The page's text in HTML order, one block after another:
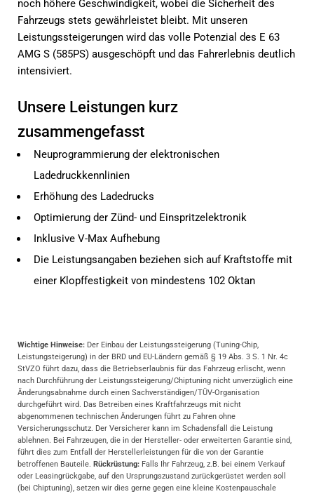
noch höhere Geschwindigkeit, wobei die Sicherheit des
Fahrzeugs stets gewährleistet bleibt. Mit unseren
Leistungssteigerungen wird das volle Potenzial des E 63
AMG S (585PS) ausgeschöpft und das Fahrerlebnis deutlich
intensiviert.
Unsere Leistungen kurz
zusammengefasst
Neuprogrammierung der elektronischen
Ladedruckkennlinien
Erhöhung des Ladedrucks
Optimierung der Zünd- und Einspritzelektronik
Inklusive V-Max Aufhebung
Die Leistungsangaben beziehen sich auf Kraftstoffe mit
einer Klopffestigkeit von mindestens 102 Oktan
Wichtige Hinweise: Der Einbau der Leistungssteigerung (Tuning-Chip,
Leistungsteigerung) in der BRD und EU-Ländern gemäß § 19 Abs. 3 S. 1 Nr. 4c
StVZO führt dazu, dass die Betriebserlaubnis für das Fahrzeug erlischt, wenn
nach Durchführung der Leistungssteigerung/Chiptuning nicht unverzüglich eine
Änderungsabnahme durch einen Sachverständigen/TÜV-Organisation
durchgeführt wird. Das Betreiben eines Kraftfahrzeugs mit nicht
abgenommenen technischen Änderungen führt zu Fahren ohne
Versicherungsschutz. Der Versicherer kann im Schadensfall die Leistung
ablehnen. Bei Fahrzeugen, die in der Hersteller- oder erweiterten Garantie sind,
führt dies zum Entfall der Herstellerleistungen für die von der Garantie
betroffenen Bauteile. Rückrüstung: Falls Ihr Fahrzeug, z.B. bei einem Verkauf
oder Leasingrückgabe, auf den Ursprungszustand zurückgerüstet werden soll
(bei Chiptuning), setzen wir dies gerne gegen eine kleine Kostenpauschale